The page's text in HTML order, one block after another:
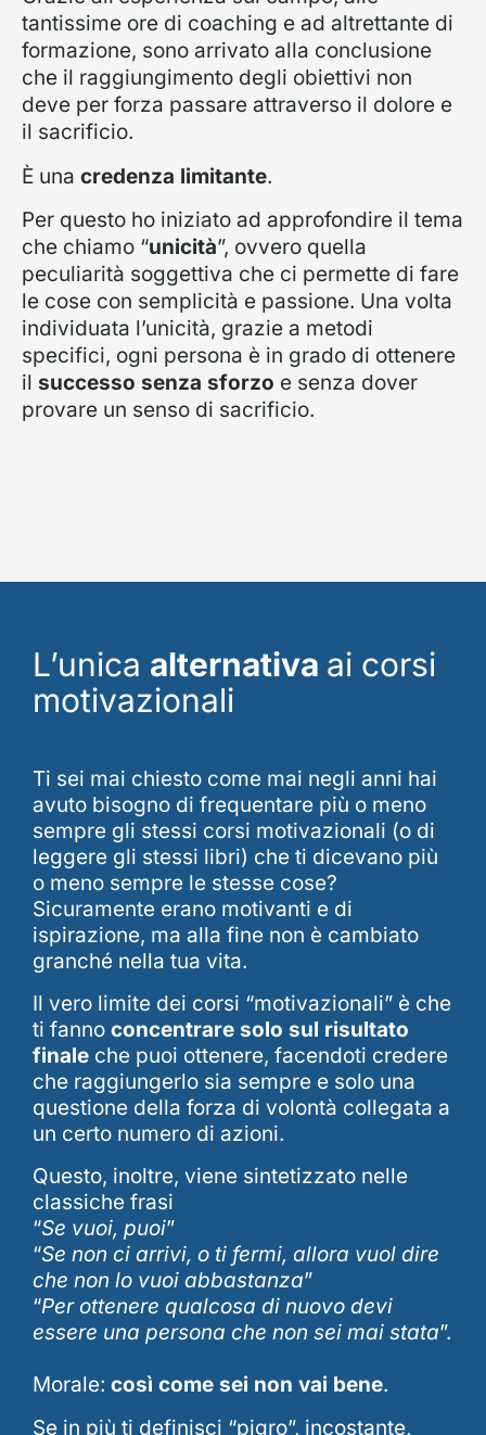
tantissime ore di coaching e ad altrettante di
formazione, sono arrivato alla conclusione
che il raggiungimento degli obiettivi non
deve per forza passare attraverso il dolore e
il sacrificio.
È una credenza limitante.
Per questo ho iniziato ad approfondire il tema
che chiamo “unicità”, ovvero quella
peculiarità soggettiva che ci permette di fare
le cose con semplicità e passione. Una volta
individuata l’unicità, grazie a metodi
specifici, ogni persona è in grado di ottenere
il successo senza sforzo e senza dover
provare un senso di sacrificio.
L’unica alternativa ai corsi
motivazionali
Ti sei mai chiesto come mai negli anni hai
avuto bisogno di frequentare più o meno
sempre gli stessi corsi motivazionali (o di
leggere gli stessi libri) che ti dicevano più
o meno sempre le stesse cose?
Sicuramente erano motivanti e di
ispirazione, ma alla fine non è cambiato
granché nella tua vita.
Il vero limite dei corsi “motivazionali” è che
ti fanno concentrare solo sul risultato
finale che puoi ottenere, facendoti credere
che raggiungerlo sia sempre e solo una
questione della forza di volontà collegata a
un certo numero di azioni.
Questo, inoltre, viene sintetizzato nelle
classiche frasi
“Se vuoi, puoi”
“Se non ci arrivi, o ti fermi, allora vuol dire
che non lo vuoi abbastanza”
“Per ottenere qualcosa di nuovo devi
essere una persona che non sei mai stata”.
Morale: così come sei non vai bene.
Se in più ti definisci “pigro”, incostante,